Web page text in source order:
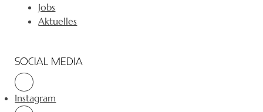
Jobs
Aktuelles
SOCIAL MEDIA
Instagram